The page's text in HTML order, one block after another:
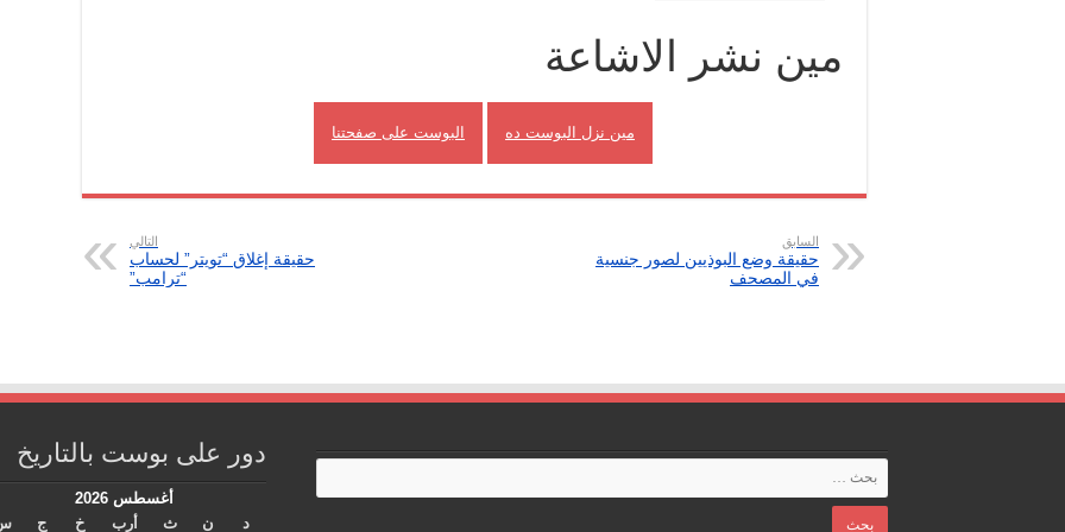
مين نشر الاشاعة
مين نزل البوست ده البوست على صفحتنا
السابق
حقيقة وضع البوذيين لصور جنسية
في المصحف
التالي
حقيقة إغلاق “تويتر” لحساب
“ترامب”
دور على بوست بالتاريخ
أغسطس 2026
د
ن ث أرب خ ج